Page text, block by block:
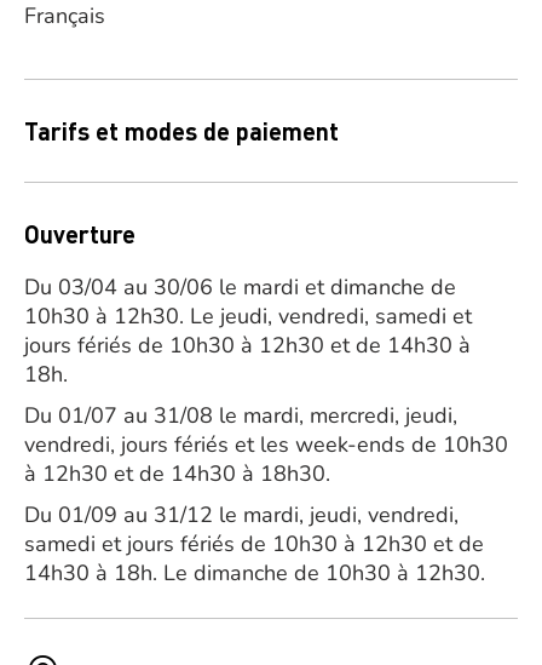
Français
Tarifs et modes de paiement
Ouverture
Du 03/04 au 30/06 le mardi et dimanche de
10h30 à 12h30. Le jeudi, vendredi, samedi et
jours fériés de 10h30 à 12h30 et de 14h30 à
18h.
Du 01/07 au 31/08 le mardi, mercredi, jeudi,
vendredi, jours fériés et les week-ends de 10h30
à 12h30 et de 14h30 à 18h30.
Du 01/09 au 31/12 le mardi, jeudi, vendredi,
samedi et jours fériés de 10h30 à 12h30 et de
14h30 à 18h. Le dimanche de 10h30 à 12h30.